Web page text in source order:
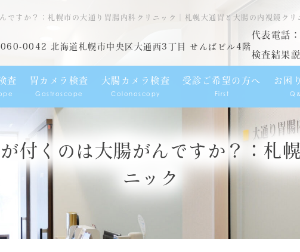
ですか？：札幌市の大通り胃腸内科クリニック｜札幌大通胃と大腸の内視鏡ク
060-0042 北海道札幌市中央区大通西3丁目 せんばビル4階
代表電話：
検査結果
査 胃カメラ検査
Gastroscope
大腸カメラ検査
Colonoscopy
受診ご希望の方へ
First
お困
付くのは大腸がんですか？：札
ニック